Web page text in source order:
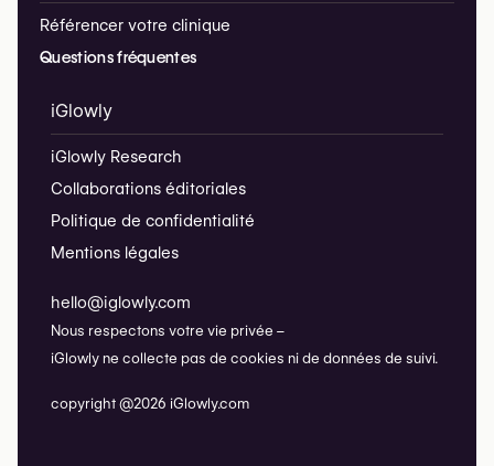
Référencer votre clinique
Questions fréquentes
iGlowly
iGlowly Research
Collaborations éditoriales
Politique de confidentialité
Mentions légales
hello@iglowly.com
Nous respectons votre vie privée –
iGlowly ne collecte pas de cookies ni de données de suivi.
copyright @2026 iGlowly.com